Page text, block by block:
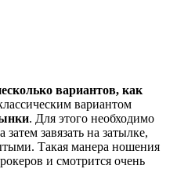
вариантов, как
вариантом
. Для этого необходимо
завязать на затылке,
Такая манера ношения
и смотрится очень